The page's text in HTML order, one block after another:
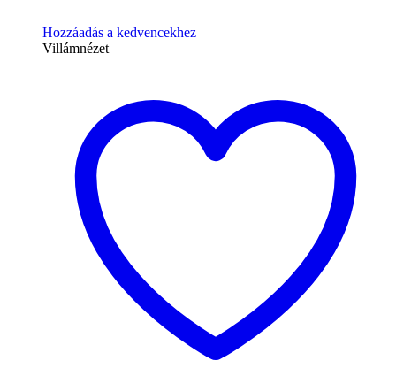
Hozzáadás a kedvencekhez
Villámnézet